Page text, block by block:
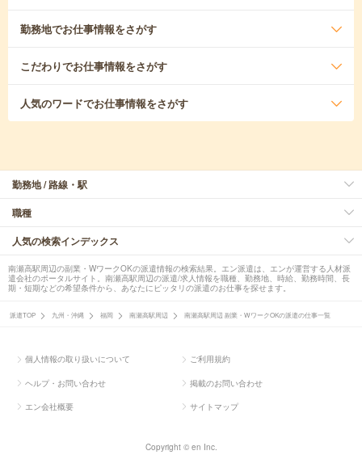
勤務地でお仕事情報をさがす
こだわりでお仕事情報をさがす
人気のワードでお仕事情報をさがす
勤務地 / 路線・駅
職種
人気の検索インデックス
南瀬高駅周辺の副業・WワークOKの派遣情報の検索結果。エン派遣は、エンが運営する人材派
遣会社のポータルサイト。南瀬高駅周辺の派遣/求人情報を職種、勤務地、時給、勤務時間、長
期・短期などの希望条件から、あなたにピッタリの派遣のお仕事を探せます。
派遣TOP 九州・沖縄 福岡 南瀬高駅周辺 南瀬高駅周辺 副業・WワークOKの派遣の仕事一覧
個人情報の取り扱いについて ご利用規約
ヘルプ・お問い合わせ 掲載のお問い合わせ
エン会社概要 サイトマップ
Copyright © en Inc.